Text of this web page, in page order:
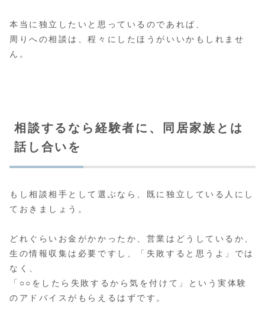
本当に独立したいと思っているのであれば、
周りへの相談は、程々にしたほうがいいかもしれませ
ん。
相談するなら経験者に、同居家族とは
話し合いを
もし相談相手として選ぶなら、既に独立している人にし
ておきましょう。
どれぐらいお金がかかったか、営業はどうしているか、
生の情報収集は必要ですし、「失敗すると思うよ」では
なく、
「○○をしたら失敗するから気を付けて」という実体験
のアドバイスがもらえるはずです。